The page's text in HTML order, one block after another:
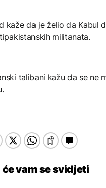
kaže da je želio da Kabul
militanata.
talibani kažu da se ne
vam se svidjeti